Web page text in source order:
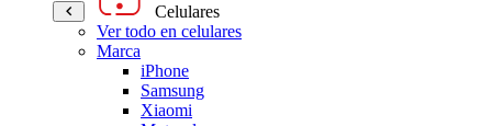
Celulares
Ver todo en celulares
Marca
iPhone
Samsung
Xiaomi